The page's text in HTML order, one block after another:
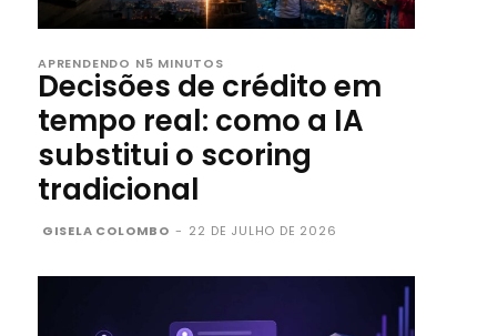
APRENDENDO N5 MINUTOS
Decisões de crédito em
tempo real: como a IA
substitui o scoring
tradicional
GISELA COLOMBO - 22 DE JULHO DE 2026